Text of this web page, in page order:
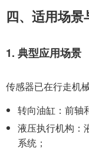
四、适用场
1. 典型应用场景
传感器已在行走机
转向油缸：前轴
液压执行机构：
系统；